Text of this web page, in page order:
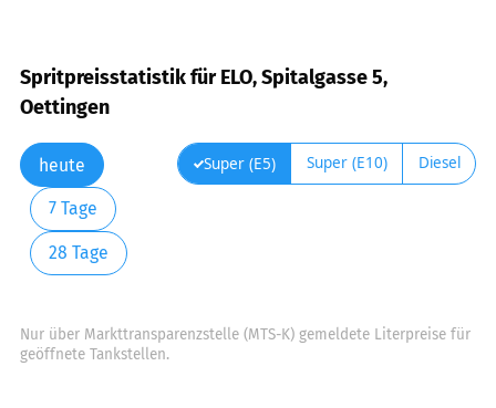
Spritpreisstatistik für ELO, Spitalgasse 5,
Oettingen
heute
7 Tage
28 Tage
Super (E5) Super (E10) Diesel
Nur über Markttransparenzstelle (MTS-K) gemeldete Literpreise für
geöffnete Tankstellen.